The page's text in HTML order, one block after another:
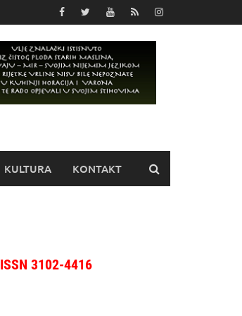
KULTURA KONTAKT
ISSN 3102-4416